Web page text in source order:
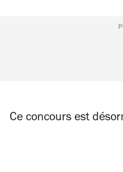
Ce concours est